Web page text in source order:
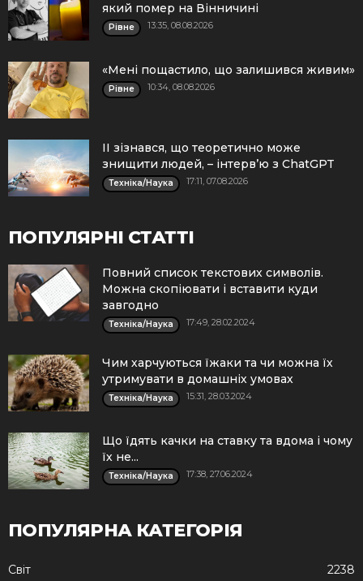
який помер на Вінничині
Рівне 13:35, 08.08.2026
«Мені пощастило, що залишився живим»
Рівне 10:34, 08.08.2026
ІІ зізнався, що теоретично може
знищити людей, – інтерв’ю з ChatGPT
Техніка/Наука 17:11, 07.08.2026
ПОПУЛЯРНІ СТАТТІ
Повний список текстових символів.
Можна скопіювати і вставити куди
завгодно
Техніка/Наука 17:49, 28.02.2024
Чим харчуються їжаки та чи можна їх
утримувати в домашніх умовах
Техніка/Наука 15:31, 28.03.2024
Що їдять качки на ставку та вдома і чому
їх не...
Техніка/Наука 17:38, 27.06.2024
ПОПУЛЯРНА КАТЕГОРІЯ
Cвіт
2238